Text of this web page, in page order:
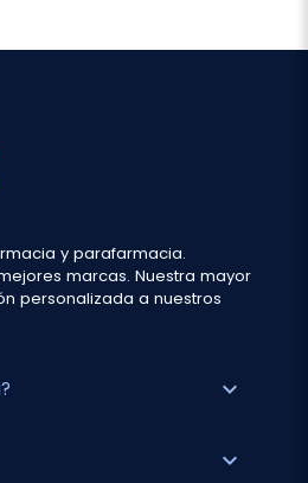
y parafarmacia.
marcas. Nuestra mayor
personalizada a nuestros
expand_more
expand_more